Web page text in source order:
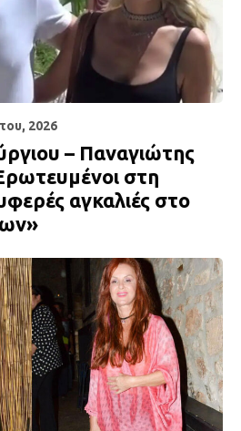
2026
– Παναγιώτης
στη
αγκαλιές στο